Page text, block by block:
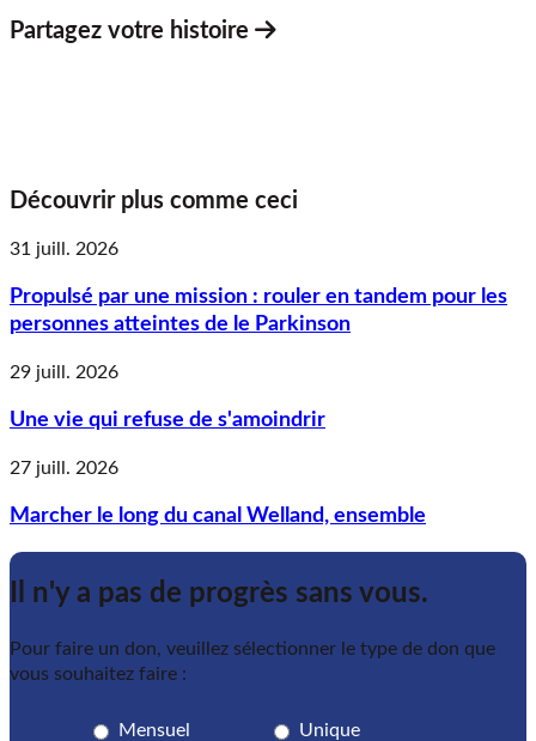
Partagez votre histoire
Découvrir plus comme ceci
31 juill. 2026
Propulsé par une mission : rouler en tandem pour les
personnes atteintes de le Parkinson
29 juill. 2026
Une vie qui refuse de s'amoindrir
27 juill. 2026
Marcher le long du canal Welland, ensemble
Il n'y a pas de progrès sans vous.
Pour faire un don, veuillez sélectionner le type de don que
vous souhaitez faire :
Mensuel Unique